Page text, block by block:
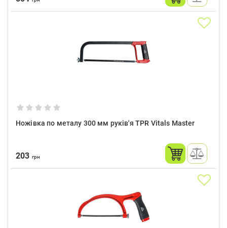
Ножівка по металу 300 мм руків'я TPR Vitals Master
203 грн